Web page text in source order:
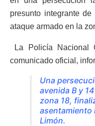
presunto integrante
ataque armado en la
La Policía Nacional
comunicado oficial,
Una
avenida B y
zona 18,
asentamiento
Limón.